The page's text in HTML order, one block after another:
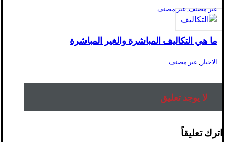
غير مصنف,غير مصنف
ما هي التكاليف المباشرة والغير المباشرة
الاخبار , غير مصنف
لا يوجد تعليق
اترك تعليقاً